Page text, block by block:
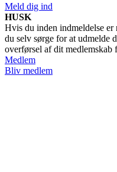
Meld dig ind
HUSK
Hvis du inden indmeldelse er
du selv sørge for at udmelde
overførsel af dit medlemskab
Medlem
Bliv medlem